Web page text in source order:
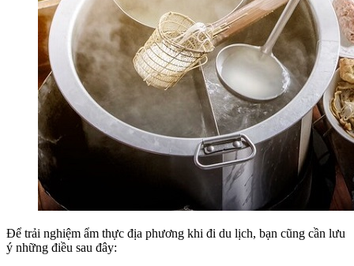
Để trải nghiệm ẩm thực địa phương khi đi du lịch, bạn cũng cần lưu
ý những điều sau đây: